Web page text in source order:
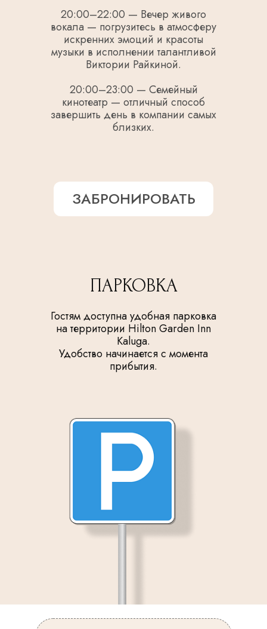
20:00–22:00 — Вечер живого
вокала — погрузитесь в атмосферу
искренних эмоций и красоты
музыки в исполнении талантливой
Виктории Райкиной.
20:00–23:00 — Семейный
кинотеатр — отличный способ
завершить день в компании самых
близких.
ЗАБРОНИРОВАТЬ
ПАРКОВКА
Гостям доступна удобная парковка
на территории Hilton Garden Inn
Kaluga.
Удобство начинается с момента
прибытия.